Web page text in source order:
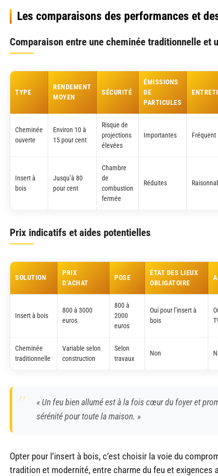
Les comparaisons des performances et
Comparaison entre une cheminée traditionnelle et
TYPE
RENDEMENT
MOYEN
SÉCURITÉ
ÉMISSIONS
DE
PARTICULES
Cheminée
ouverte
Environ 10 à
15 pour cent
Risque de
projections
élevées
Importantes Fréquent
Insert à
bois
Jusqu’à 80
pour cent
Chambre
de
combustion
fermée
Réduites
Prix indicatifs et aides potentielles
SOLUTION
PRIX
D’ACHAT
POSE
ÉTAT DES LIEUX
OBLIGATOIRE
Insert à bois
800 à 3000
euros
800 à
2000
euros
Oui pour l’insert à
bois
Cheminée
traditionnelle
Variable selon
construction
Selon
travaux
Non
« Un feu bien allumé est à la fois cœur du foyer et
sérénité pour toute la maison. »
Opter pour l’insert à bois, c’est choisir la voie du
tradition et modernité, entre charme du feu et exigences